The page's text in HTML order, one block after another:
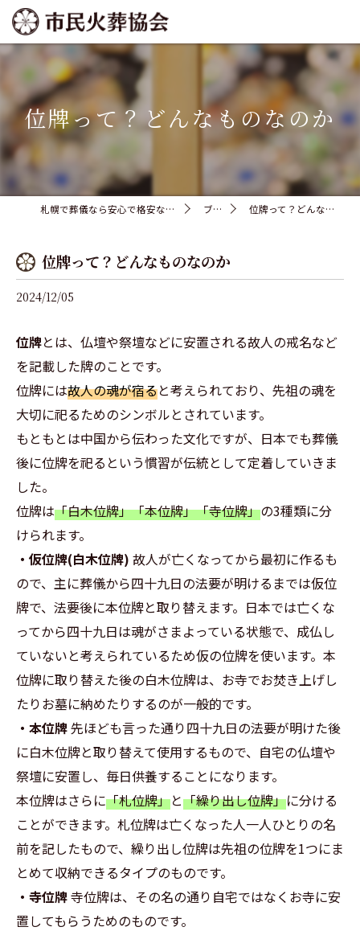
位牌って？どんなものなのか
札幌で葬儀なら安心で格安な市民火葬協会 ブログ 位牌って？どんなものなのか
位牌って？どんなものなのか
2024/12/05
位牌とは、仏壇や祭壇などに安置される故人の戒名など
を記載した牌のことです。
位牌には故人の魂が宿ると考えられており、先祖の魂を
大切に祀るためのシンボルとされています。
もともとは中国から伝わった文化ですが、日本でも葬儀
後に位牌を祀るという慣習が伝統として定着していきま
した。
位牌は「白木位牌」「本位牌」「寺位牌」の3種類に分
けられます。
・仮位牌(白木位牌) 故人が亡くなってから最初に作るも
ので、主に葬儀から四十九日の法要が明けるまでは仮位
牌で、法要後に本位牌と取り替えます。日本では亡くな
ってから四十九日は魂がさまよっている状態で、成仏し
ていないと考えられているため仮の位牌を使います。本
位牌に取り替えた後の白木位牌は、お寺でお焚き上げし
たりお墓に納めたりするのが一般的です。
・本位牌先ほども言った通り四十九日の法要が明けた後
に白木位牌と取り替えて使用するもので、自宅の仏壇や
祭壇に安置し、毎日供養することになります。
本位牌はさらに「札位牌」と「繰り出し位牌」に分ける
ことができます。札位牌は亡くなった人一人ひとりの名
前を記したもので、繰り出し位牌は先祖の位牌を1つにま
とめて収納できるタイプのものです。
・寺位牌寺位牌は、その名の通り自宅ではなくお寺に安
置してもらうためのものです。